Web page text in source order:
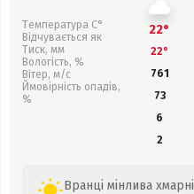
Температура С°
Відчувається як
Тиск, мм
Вологість, %
Вітер, м/с
Ймовірність опадів,
%
22°
22°
761
73
6
2
Вранці мінлива